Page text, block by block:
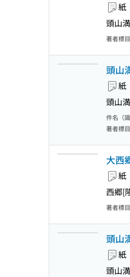
紙
頭山
著者標
頭山
紙
頭山
件名（識
著者標
大西
紙
西郷[
著者標
頭山
紙
頭山